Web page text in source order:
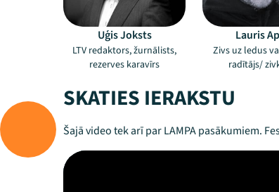
Uģis Joksts
LTV redaktors, žurnālists,
rezerves karavīrs
Lauris
Zivs uz ledus
radītājs/
SKATIES IERAKSTU
Šajā video tek arī par LAMPA pasākumiem.